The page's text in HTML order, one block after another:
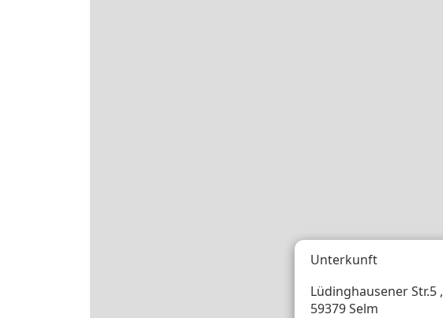
Unterkunft
Lüdinghausener Str.5 ,
59379 Selm